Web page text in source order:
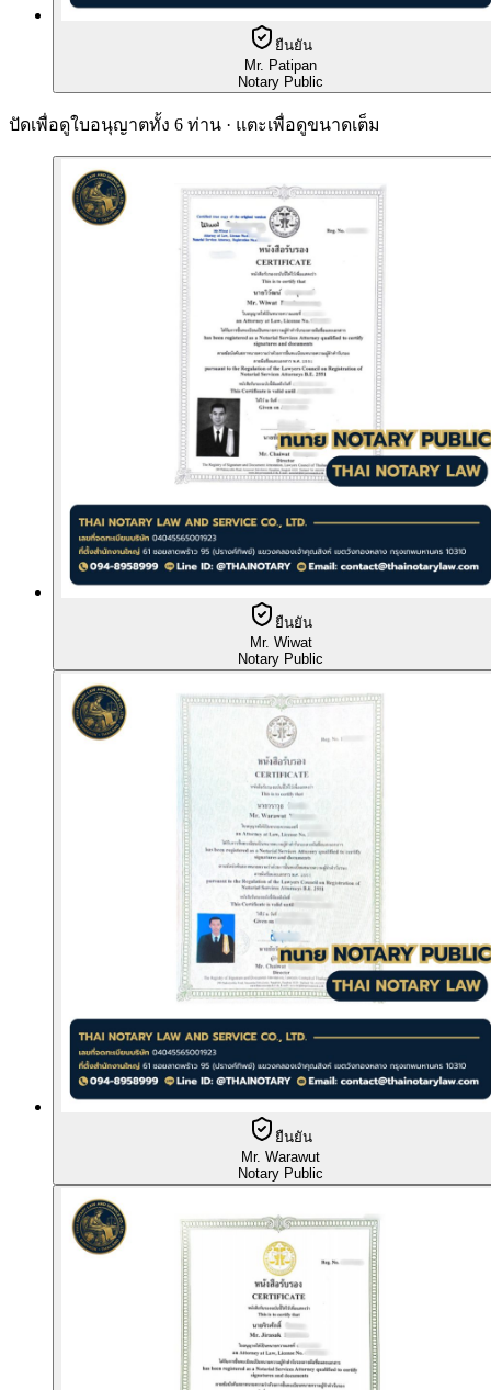
ยืนยัน
Mr. Patipan
Notary Public
ปัดเพื่อดูใบอนุญาตทั้ง 6 ท่าน · แตะเพื่อดูขนาดเต็ม
ยืนยัน
Mr. Wiwat
Notary Public
ยืนยัน
Mr. Warawut
Notary Public